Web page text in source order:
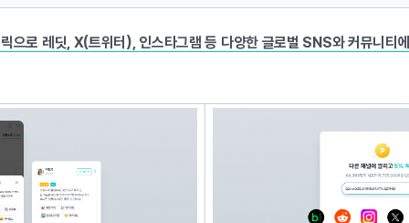
으로 레딧, X(트위터), 인스타그램 등 다양한 글로벌 SNS와 커뮤니티